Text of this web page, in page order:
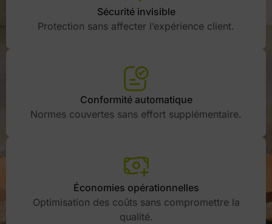
Sécurité invisible
Protection sans affecter l’expérience client.
Conformité automatique
Normes couvertes sans effort supplémentaire.
Économies opérationnelles
Optimisation des coûts sans compromettre la
qualité.